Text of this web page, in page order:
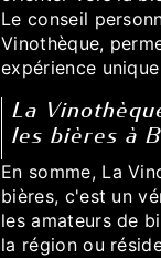
Le conseil
Vinothèque,
expérience
La
les bières à
En somme, La
bières, c'est un
les amateurs de
la région ou